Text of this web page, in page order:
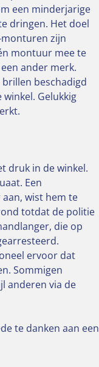
een minderjarige
dringen. Het doel
monturen zijn
montuur mee te
ander merk.
beschadigd
Gelukkig
druk in de winkel.
Een
wist hem te
totdat de politie
die op
ervoor dat
Sommigen
anderen via de
te danken aan een